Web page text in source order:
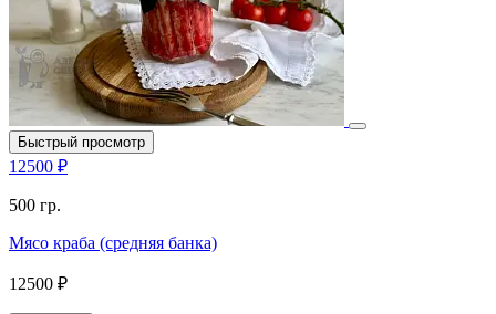
Быстрый просмотр
12500 ₽
500 гр.
Мясо краба (средняя банка)
12500 ₽